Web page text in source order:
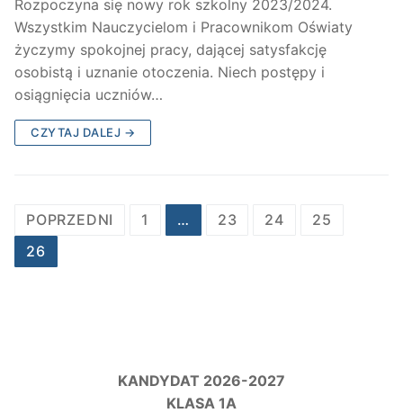
Rozpoczyna się nowy rok szkolny 2023/2024.
Wszystkim Nauczycielom i Pracownikom Oświaty
życzymy spokojnej pracy, dającej satysfakcję
osobistą i uznanie otoczenia. Niech postępy i
osiągnięcia uczniów…
CZYTAJ DALEJ →
Stronicowanie
wpisów
POPRZEDNI 1 … 23 24
25
26
KANDYDAT 2026-2027
KLASA 1A